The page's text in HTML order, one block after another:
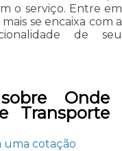
o serviço. Entre em
se encaixa com a
de seu
Onde
Transporte
uma cotação